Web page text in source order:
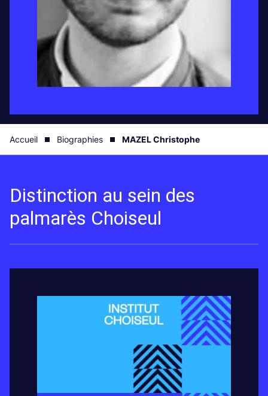
Accueil Biographies MAZEL Christophe
Distinction au sein des
palmarès Choiseul